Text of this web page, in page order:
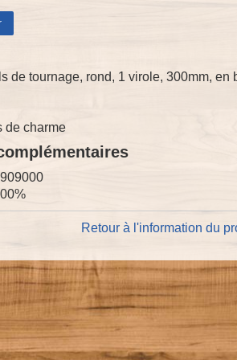
de tournage, rond, 1 virole, 300mm, en
de charme
Retour à l'information du